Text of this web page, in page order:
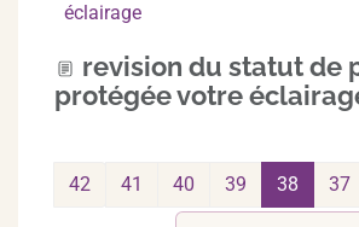
éclairage
revision du statut de
protégée votre
37
38
39
40
41
42